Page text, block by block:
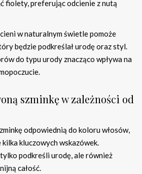
fiolety, preferując odcienie z nutą
w naturalnym świetle pomoże
będzie podkreślał urodę oraz styl.
do typu urody znacząco wpływa na
szminkę w zależności od
odpowiednią do koloru włosów,
kluczowych wskazówek.
podkreśli urodę, ale również
całość.